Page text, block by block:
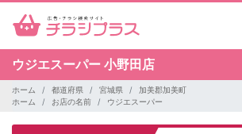
ウジエスーパー 小野田店
ホーム 都道府県 宮城県
加美郡加美町
ホーム
お店の名前 ウジエスーパー